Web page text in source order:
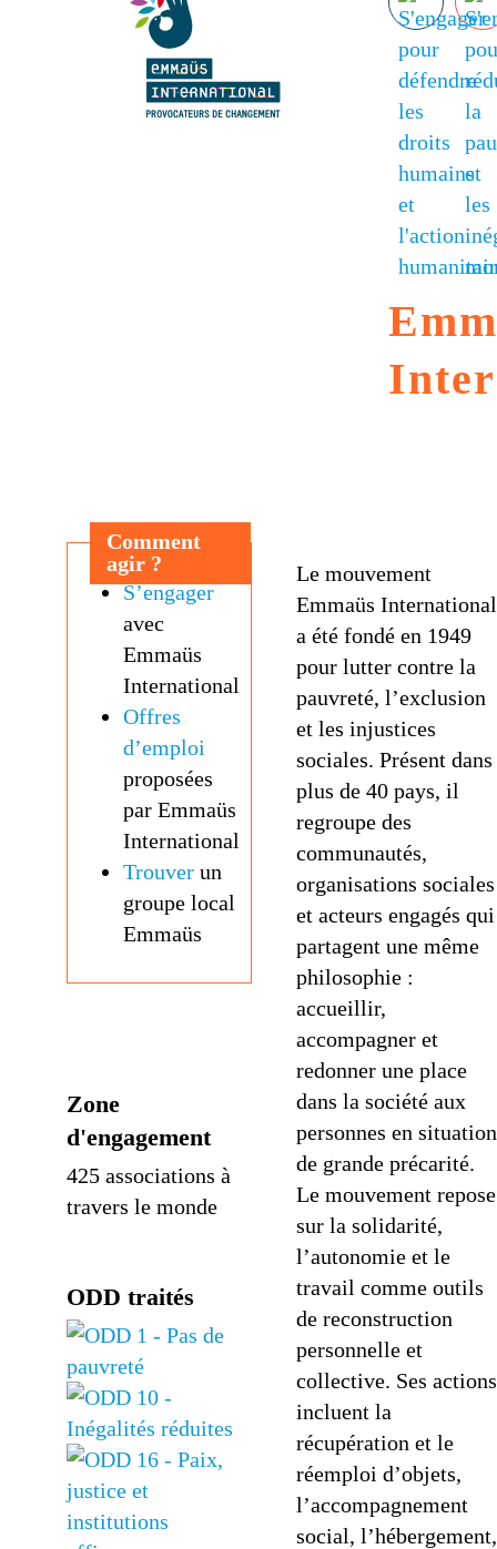
G7 / G20
TOUS LES THÈMES
VIDÉOS
Comment
agir ?
S’engager
avec
Emmaüs
International
Offres
d’emploi
proposées
par Emmaüs
International
Trouver un
groupe local
Emmaüs
Zone
d'engagement
425 associations à
travers le monde
ODD traités
Le mouvement
Emmaüs International
a été fondé en 1949
pour lutter contre la
pauvreté, l’exclusion
et les injustices
sociales. Présent dans
plus de 40 pays, il
regroupe des
communautés,
organisations sociales
et acteurs engagés qui
partagent une même
philosophie :
accueillir,
accompagner et
redonner une place
dans la société aux
personnes en situation
de grande précarité.
Le mouvement repose
sur la solidarité,
l’autonomie et le
travail comme outils
de reconstruction
personnelle et
collective. Ses actions
incluent la
récupération et le
réemploi d’objets,
l’accompagnement
social, l’hébergement,